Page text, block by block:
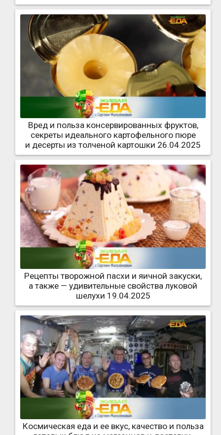
Вред и польза консервированных фруктов,
секреты идеального картофельного пюре
и десерты из толченой картошки 26.04.2025
Рецепты творожной пасхи и яичной закуски,
а также — удивительные свойства луковой
шелухи 19.04.2025
Космическая еда и ее вкус, качество и польза